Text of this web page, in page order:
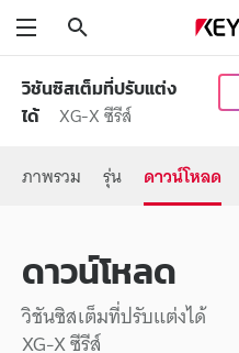
วิชันซิสเต็มที่ปรับแต่ง
ได้
XG-X ซีรีส์
ภาพรวม รุ่น ดาวน์โหลด
ดาวน์โหลด
วิชันซิสเต็มที่ปรับแต่งได้
XG-X ซีรีส์